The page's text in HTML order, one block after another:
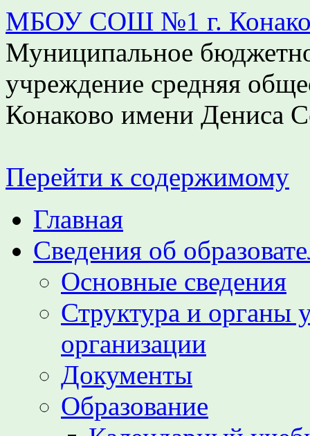
МБОУ СОШ №1 г.
Муниципальное
учреждение средняя
Конаково имени Дениса
Перейти к содержимому
Главная
Сведения об
Основные сведения
Структура и органы
организации
Документы
Образование